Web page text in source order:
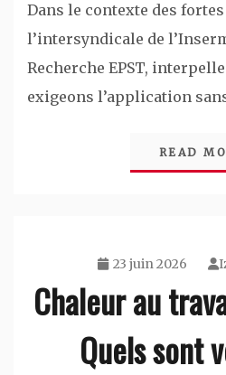
Dans le contexte des
l’intersyndicale de
Recherche EPST,
exigeons l’application
READ
23 juin 2026
Chaleur au
Quels sont